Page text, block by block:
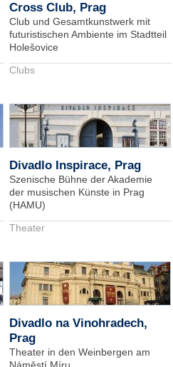
Cross Club, Prag
Club und Gesamtkunstwerk mit
futuristischen Ambiente im Stadtteil
Holešovice
Clubs
Divadlo Inspirace, Prag
Szenische Bühne der Akademie
der musischen Künste in Prag
(HAMU)
Theater
Divadlo na Vinohradech,
Prag
Theater in den Weinbergen am